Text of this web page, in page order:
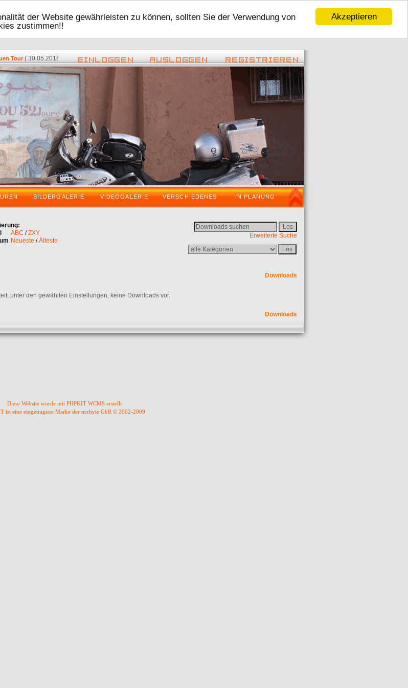
Akzeptieren
der Website gewährleisten zu können, sollten Sie der Verwendung von
zustimmen!!
( 30.05.2016 - 17:48 ) -Zurück vom VDT 2016 ( 08.05.2016 - 22:45 ) -Tour 2016( 06.01.2016 - 16:59 ) -
BILDERGALERIE VIDEOGALERIE VERSCHIEDENES IN PLANUNG
ABC /ZXY
Neueste /Älteste
Erweiterte Suche
Downloads
unter den gewählten Einstellungen, keine Downloads vor.
Downloads
Diese Website wurde mit PHPKIT WCMS erstellt
ist eine eingetragene Marke der mxbyte GbR © 2002-2009